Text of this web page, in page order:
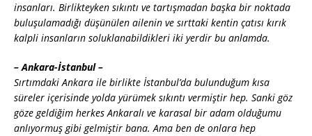
insanları. Birlikteyken sıkıntı ve tartışmadan başka bir noktada
buluşulamadığı düşünülen ailenin ve sırttaki kentin çatısı kırık
kalpli insanların soluklanabildikleri iki yerdir bu anlamda.
– Ankara-İstanbul –
Sırtımdaki Ankara ile birlikte İstanbul’da bulunduğum kısa
süreler içerisinde yolda yürümek sıkıntı vermiştir hep. Sanki göz
göze geldiğim herkes Ankaralı ve karasal bir adam olduğumu
anlıyormuş gibi gelmiştir bana. Ama ben de onlara hep